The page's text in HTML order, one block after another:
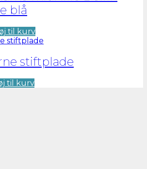
blå
til kurv
stiftplade
til kurv